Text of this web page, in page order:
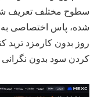
سطوح مختلف تعریف
روز بدون کارمزد ترید
کردن سود بدون نگرانی